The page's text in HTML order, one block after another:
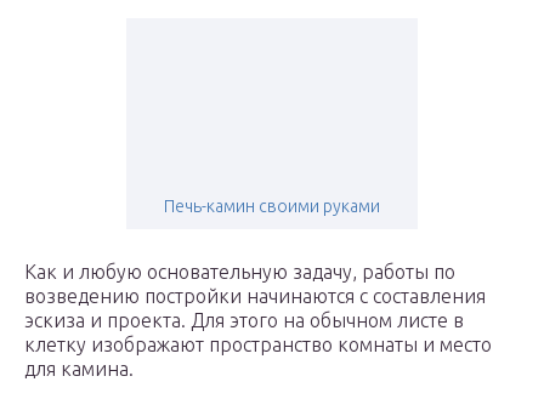
Печь-камин своими руками
Как и любую основательную задачу, работы по
возведению постройки начинаются с составления
эскиза и проекта. Для этого на обычном листе в
клетку изображают пространство комнаты и место
для камина.